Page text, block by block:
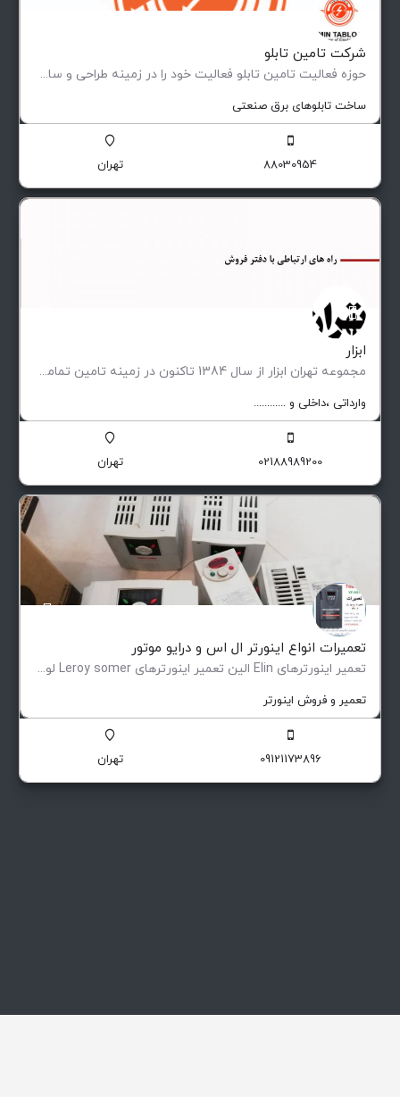
شرکت تامین تابلو
حوزه فعالیت تامین تابلو فعاليت خود را در زمينه طراحی و ساخت انواع تابلوهای فشار ضعيف و متوسط (فيكس و كشويی)…
ساخت تابلوهای برق صنعتی
88030954 تهران
ابزار
مجموعه تهران ابزار از سال 1384 تاکنون در زمینه تامین تمامی تجهیزات مورد نیاز صنایع پیشران ، کارگاه ها…
وارداتی ،‌داخلی و ............
02188989200 تهران
تعمیرات انواع اینورتر ال اس و درایو موتور
تعمیر اینورترهای Elin الین تعمیر اینورترهای Leroy somer لوری سومر تعمیر اینورترهای Eurotherm یوروترم تعمیر…
تعمیر و فروش اینورتر
09121173896 تهران